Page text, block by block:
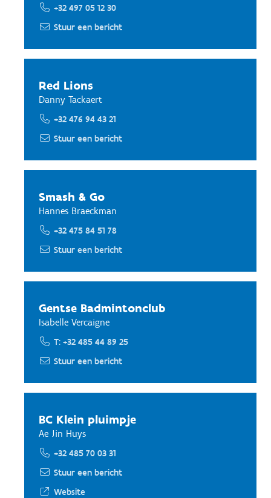
+32 497 05 12 30
Stuur een bericht
Red Lions
Danny Tackaert
+32 476 94 43 21
Stuur een bericht
Smash & Go
Hannes Braeckman
+32 475 84 51 78
Stuur een bericht
Gentse Badmintonclub
Isabelle Vercaigne
T: +32 485 44 89 25
Stuur een bericht
BC Klein pluimpje
Ae Jin Huys
+32 485 70 03 31
Stuur een bericht
Website